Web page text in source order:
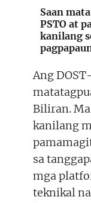
Saan
PSTO at
kanilang
Ang
Biliran.
kanilang
sa
mga
teknikal